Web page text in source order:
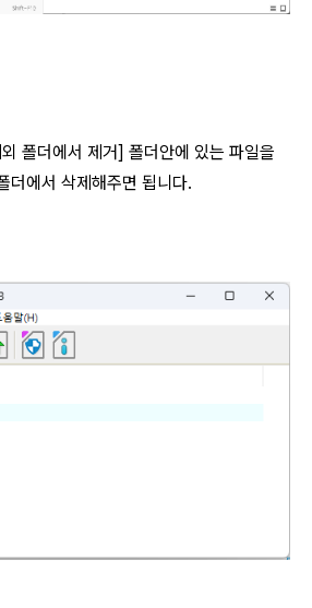
폴더에서 제거] 폴더안에 있는 파일을
더에서 삭제해주면 됩니다.